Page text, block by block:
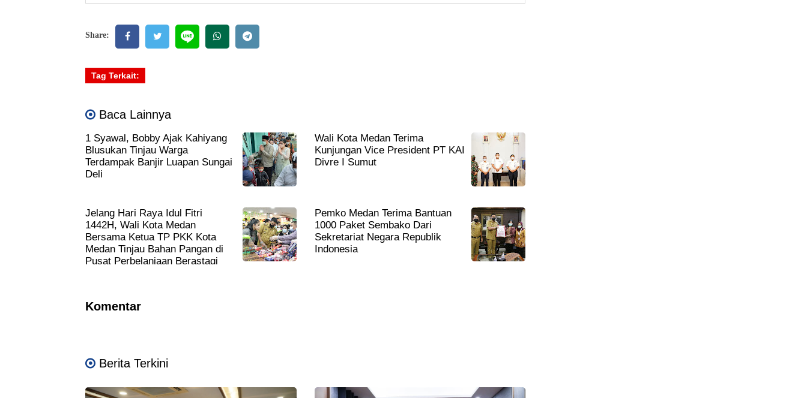
Share:
Tag Terkait:
Baca Lainnya
1 Syawal, Bobby Ajak Kahiyang
Blusukan Tinjau Warga
Terdampak Banjir Luapan Sungai
Deli
Wali Kota Medan Terima
Kunjungan Vice President PT KAI
Divre I Sumut
Jelang Hari Raya Idul Fitri
1442H, Wali Kota Medan
Bersama Ketua TP PKK Kota
Medan Tinjau Bahan Pangan di
Pusat Perbelanjaan Berastagi
Pemko Medan Terima Bantuan
1000 Paket Sembako Dari
Sekretariat Negara Republik
Indonesia
Komentar
Berita Terkini